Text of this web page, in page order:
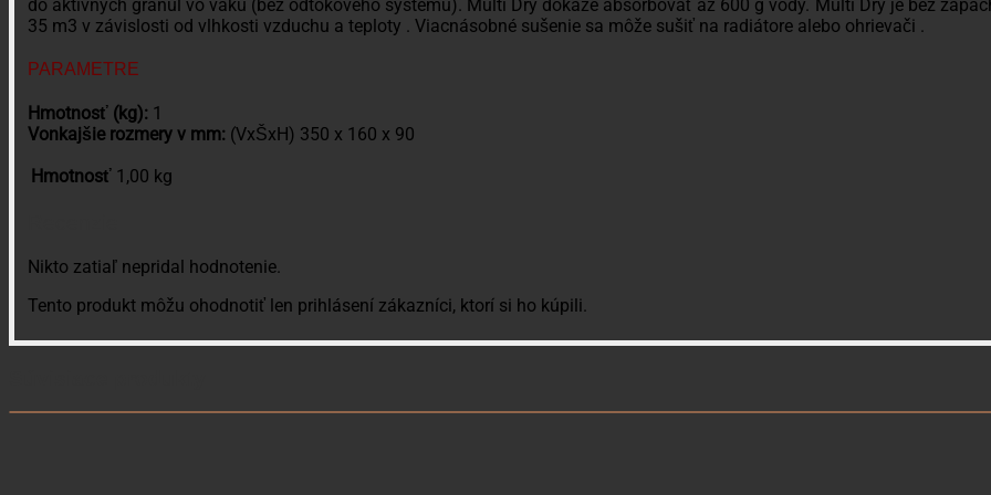
do aktívnych granúl vo vaku (bez odtokového systému). Multi Dry dokáže absorbovať až 600 g vody. Multi Dry je bez
35 m3 v závislosti od vlhkosti vzduchu a teploty . Viacnásobné sušenie sa môže sušiť na radiátore alebo ohrievači .
PARAMETRE
Hmotnosť (kg): 1
Vonkajšie rozmery v mm: (VxŠxH) 350 x 160 x 90
Hmotnosť 1,00 kg
Nikto zatiaľ nepridal hodnotenie.
Tento produkt môžu ohodnotiť len prihlásení zákazníci, ktorí si ho kúpili.